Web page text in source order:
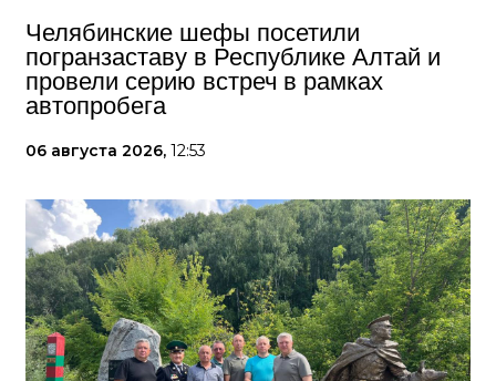
Челябинские шефы посетили
погранзаставу в Республике Алтай и
провели серию встреч в рамках
автопробега
06 августа 2026, 12:53